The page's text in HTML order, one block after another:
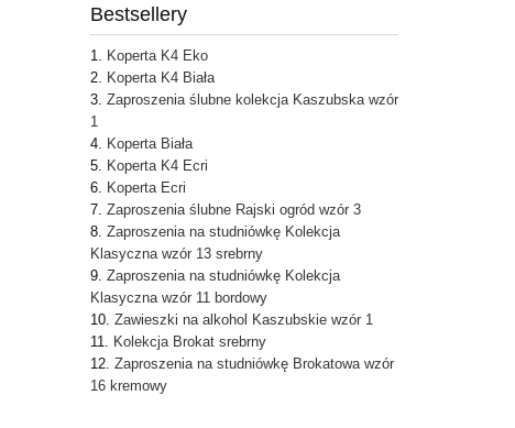
Bestsellery
Koperta K4 Eko
Koperta K4 Biała
Zaproszenia ślubne kolekcja Kaszubska wzór
1
Koperta Biała
Koperta K4 Ecri
Koperta Ecri
Zaproszenia ślubne Rajski ogród wzór 3
Zaproszenia na studniówkę Kolekcja
Klasyczna wzór 13 srebrny
Zaproszenia na studniówkę Kolekcja
Klasyczna wzór 11 bordowy
Zawieszki na alkohol Kaszubskie wzór 1
Kolekcja Brokat srebrny
Zaproszenia na studniówkę Brokatowa wzór
16 kremowy